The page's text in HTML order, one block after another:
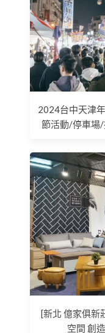
2024台中天津
節活動/停車場
[新北 億家俱新
空間 創